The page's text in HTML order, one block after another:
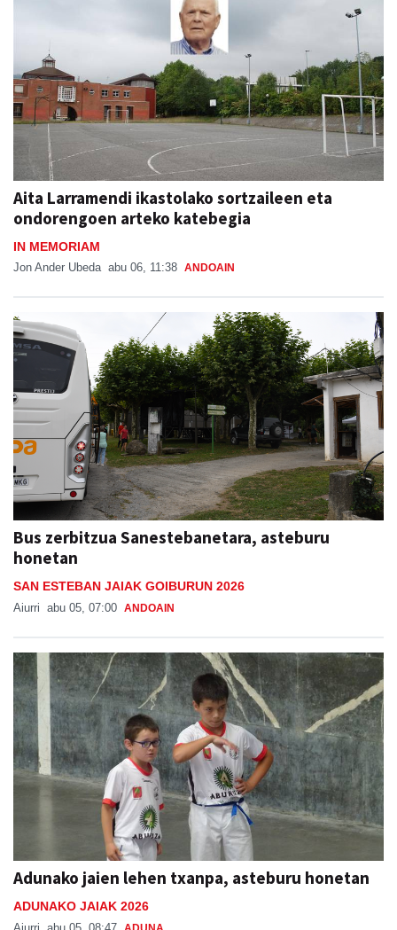
Aita Larramendi ikastolako sortzaileen eta
ondorengoen arteko katebegia
IN MEMORIAM
Jon Ander Ubeda abu 06, 11:38 ANDOAIN
Bus zerbitzua Sanestebanetara, asteburu
honetan
SAN ESTEBAN JAIAK GOIBURUN 2026
Aiurri abu 05, 07:00 ANDOAIN
Adunako jaien lehen txanpa, asteburu honetan
ADUNAKO JAIAK 2026